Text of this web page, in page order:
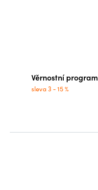
Věrnostní program
sleva 3 - 15 %